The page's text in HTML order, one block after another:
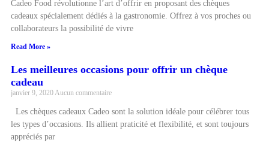
Cadeo Food révolutionne l’art d’offrir en proposant des chèques
cadeaux spécialement dédiés à la gastronomie. Offrez à vos proches ou
collaborateurs la possibilité de vivre
Read More »
Les meilleures occasions pour offrir un chèque
cadeau
janvier 9, 2020Aucun commentaire
Les chèques cadeaux Cadeo sont la solution idéale pour célébrer tous
les types d’occasions. Ils allient praticité et flexibilité, et sont toujours
appréciés par